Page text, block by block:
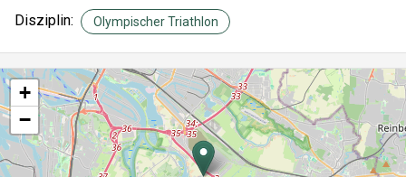
Disziplin: Olympischer Triathlon
+
−